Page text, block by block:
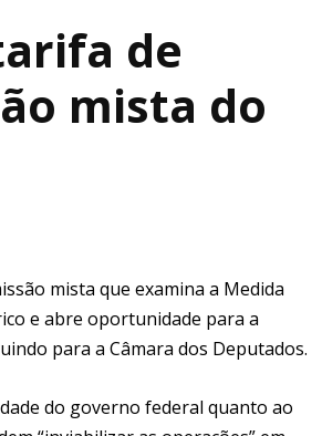
de
mista do
mista que examina a Medida
e abre oportunidade para a
para a Câmara dos Deputados.
do governo federal quanto ao